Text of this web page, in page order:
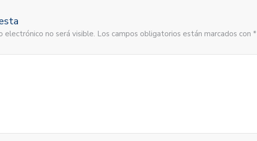
electrónico no será visible. Los campos obligatorios están marcados con *